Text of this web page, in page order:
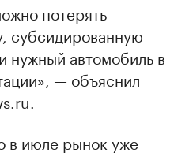
потерять
субсидированную
нужный автомобиль в
— объяснил
в июле рынок уже